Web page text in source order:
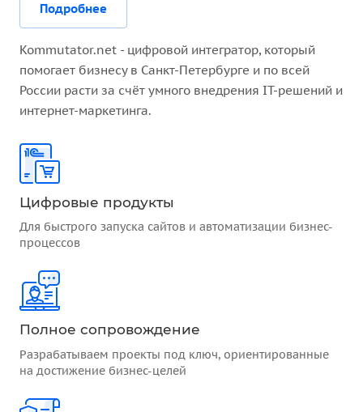
Подробнее
Kommutator.net - цифровой интегратор, который
помогает бизнесу в Санкт-Петербурге и по всей
России расти за счёт умного внедрения IT-решений и
интернет-маркетинга.
Цифровые продукты
Для быстрого запуска сайтов и автоматизации бизнес-
процессов
Полное сопровождение
Разрабатываем проекты под ключ, ориентированные
на достижение бизнес-целей